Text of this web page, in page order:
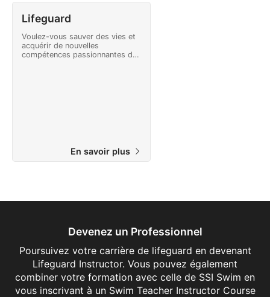
Lifeguard
Voulez-vous sauver des vies et
acquérir de nouvelles
compétences passionnantes de
En savoir plus
Devenez un Professionnel
Poursuivez votre carrière de lifeguard en devenant
Lifeguard Instructor. Vous pouvez également
combiner votre formation avec celle de SSI Swim en
vous inscrivant à un Swim Teacher Instructor Course